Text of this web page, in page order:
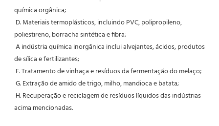
química orgânica;
poliestireno, borracha sintética e fibra;
de sílica e fertilizantes;
F. Tratamento de vinhaça e resíduos da fermentação do melaço;
G. Extração de amido de trigo, milho, mandioca e batata;
acima mencionadas.